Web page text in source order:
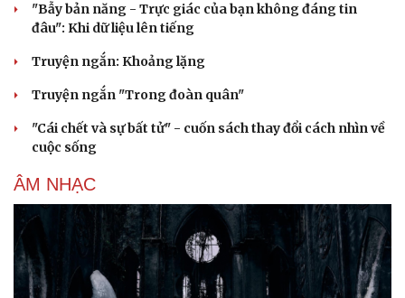
"Bẫy bản năng - Trực giác của bạn không đáng tin
đâu": Khi dữ liệu lên tiếng
Truyện ngắn: Khoảng lặng
Truyện ngắn "Trong đoàn quân"
"Cái chết và sự bất tử" - cuốn sách thay đổi cách nhìn về
cuộc sống
ÂM NHẠC